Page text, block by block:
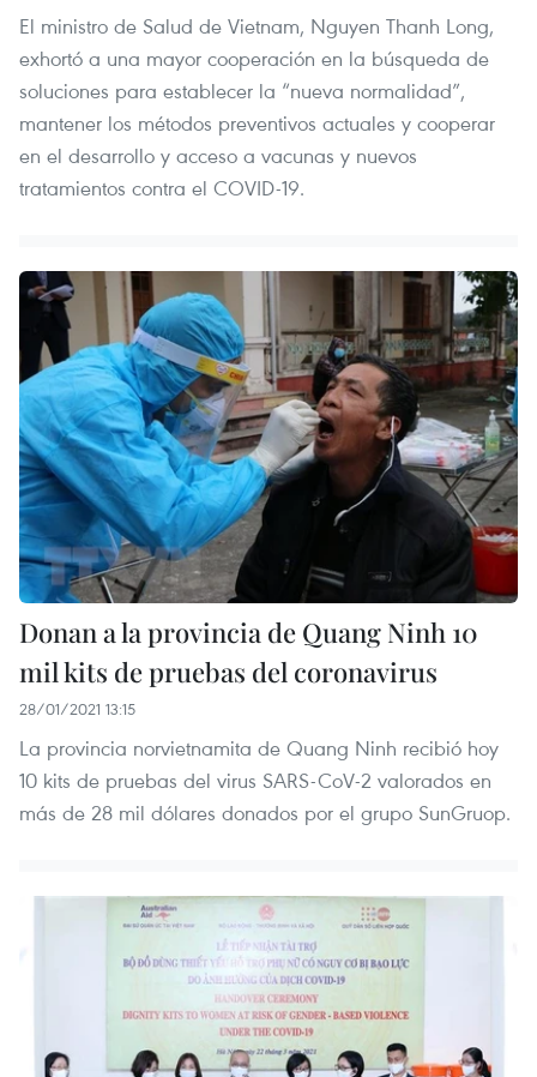
El ministro de Salud de Vietnam, Nguyen Thanh Long,
exhortó a una mayor cooperación en la búsqueda de
soluciones para establecer la “nueva normalidad”,
mantener los métodos preventivos actuales y cooperar
en el desarrollo y acceso a vacunas y nuevos
tratamientos contra el COVID-19.
Donan a la provincia de Quang Ninh 10
mil kits de pruebas del coronavirus
28/01/2021 13:15
La provincia norvietnamita de Quang Ninh recibió hoy
10 kits de pruebas del virus SARS-CoV-2 valorados en
más de 28 mil dólares donados por el grupo SunGruop.